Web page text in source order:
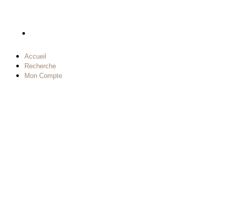
Accueil
Recherche
Mon Compte